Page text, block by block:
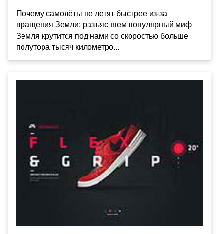
Почему самолёты не летят быстрее из-за
вращения Земли: разъясняем популярный миф
Земля крутится под нами со скоростью больше
полутора тысяч километро...